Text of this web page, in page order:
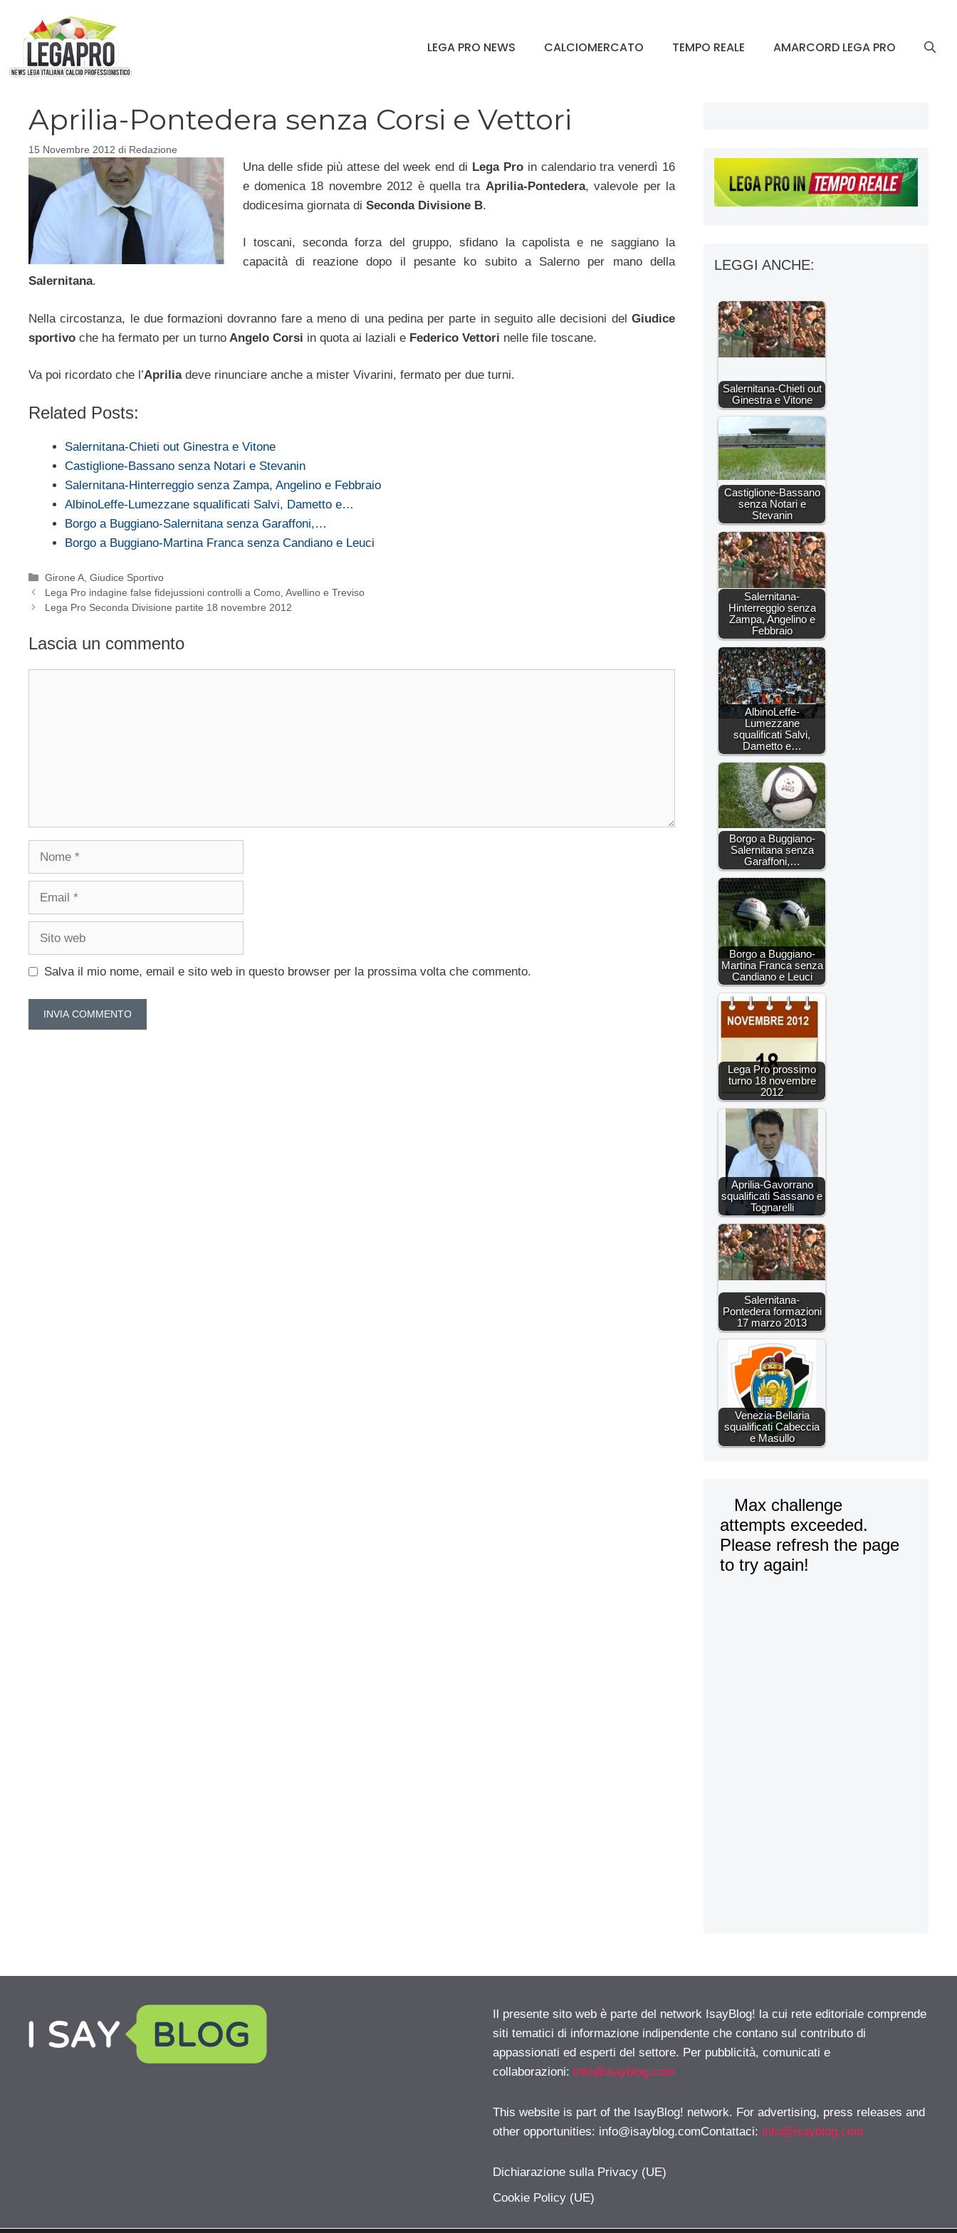
contenuto
LEGA PRO NEWS CALCIOMERCATO TEMPO REALE AMARCORD LEGA PRO
Aprilia-Pontedera senza Corsi e Vettori
15 Novembre 2012 di Redazione
Una delle sfide più attese del week end di Lega Proin calendario tra venerdì 16
e domenica 18 novembre 2012 è quella tra Aprilia-Pontedera, valevole per la
dodicesima giornata di Seconda Divisione B.
I toscani, seconda forza del gruppo, sfidano la capolista e ne saggiano la
capacità di reazione dopo il pesante ko subito a Salerno per mano della
Salernitana.
Nella circostanza, le due formazioni dovranno fare a meno di una pedina per parte in seguito alle decisioni del Giudice
sportivo che ha fermato per un turno Angelo Corsi in quota ai laziali e Federico Vettori nelle file toscane.
Va poi ricordato che l’Apriliadeve rinunciare anche a mister Vivarini, fermato per due turni.
Related Posts:
Salernitana-Chieti out Ginestra e Vitone
Castiglione-Bassano senza Notari e Stevanin
Salernitana-Hinterreggio senza Zampa, Angelino e Febbraio
AlbinoLeffe-Lumezzane squalificati Salvi, Dametto e…
Borgo a Buggiano-Salernitana senza Garaffoni,…
Borgo a Buggiano-Martina Franca senza Candiano e Leuci
Categorie
Girone A ,Giudice Sportivo
Lega Pro indagine false fidejussioni controlli a Como, Avellino e Treviso
Lega Pro Seconda Divisione partite 18 novembre 2012
Lascia un commento
Salva il mio nome, email e sito web in questo browser per la prossima volta che commento.
LEGGI ANCHE:
Salernitana-Chieti out
Ginestra e Vitone
Castiglione-Bassano
senza Notari e
Stevanin
Salernitana-
Hinterreggio senza
Zampa, Angelino e
Febbraio
AlbinoLeffe-
Lumezzane
squalificati Salvi,
Dametto e…
Borgo a Buggiano-
Salernitana senza
Garaffoni,…
Borgo a Buggiano-
Martina Franca senza
Candiano e Leuci
Lega Pro prossimo
turno 18 novembre
2012
Aprilia-Gavorrano
squalificati Sassano e
Tognarelli
Salernitana-
Pontedera formazioni
17 marzo 2013
Venezia-Bellaria
squalificati Cabeccia
e Masullo
Il presente sito web è parte del network IsayBlog! la cui rete editoriale comprende
siti tematici di informazione indipendente che contano sul contributo di
appassionati ed esperti del settore. Per pubblicità, comunicati e
collaborazioni: info@isayblog.com
This website is part of the IsayBlog! network. For advertising, press releases and
other opportunities: info@isayblog.comContattaci: info@isayblog.com
Dichiarazione sulla Privacy (UE)
Cookie Policy (UE)